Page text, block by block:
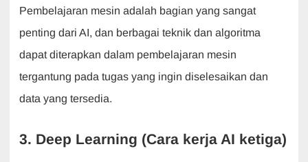
Pembelajaran mesin adalah bagian yang sangat
penting dari AI, dan berbagai teknik dan algoritma
dapat diterapkan dalam pembelajaran mesin
tergantung pada tugas yang ingin diselesaikan dan
data yang tersedia.
3. Deep Learning (Cara kerja AI ketiga)